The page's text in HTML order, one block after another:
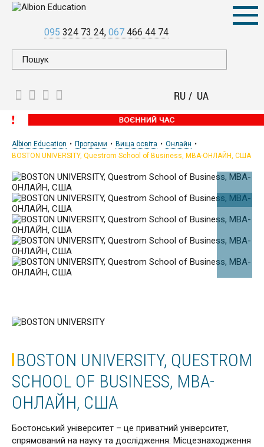
095 324 73 24 067 466 44 74
RU UA
Albion Education Програми Вища освіта
Онлайн
BOSTON UNIVERSITY, Questrom School of Business, МВА-ОНЛАЙН, США
BOSTON UNIVERSITY, QUESTROM
SCHOOL OF BUSINESS, МВА-
ОНЛАЙН, США
Бостонський університет – це приватний університет,
спрямований на науку та дослідження. Місцезнаходження